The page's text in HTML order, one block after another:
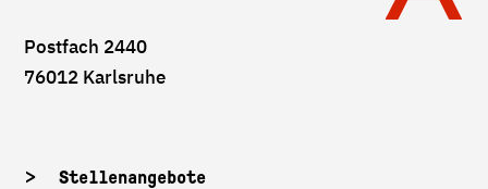
Postfach 2440
76012 Karlsruhe
Stellenangebote